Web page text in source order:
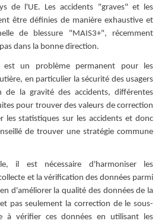
de l'UE. Les accidents "graves" et les
être définies de manière exhaustive et
de blessure "MAIS3+", récemment
dans la bonne direction.
est un problème permanent pour les
en particulier la sécurité des usagers
de la gravité des accidents, différentes
pour trouver des valeurs de correction
les statistiques sur les accidents et donc
de trouver une stratégie commune
il est nécessaire d'harmoniser les
et la vérification des données parmi
d'améliorer la qualité des données de la
pas seulement la correction de le sous-
à vérifier ces données en utilisant les